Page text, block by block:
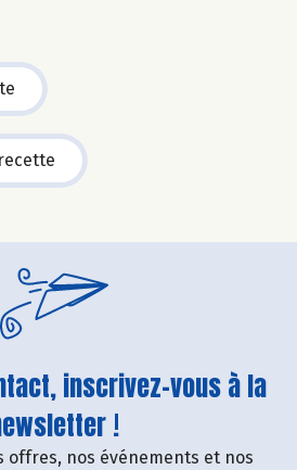
inscrivez-vous à la
!
offres, nos événements et nos